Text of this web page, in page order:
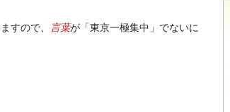
すので、 言葉が「東京一極集中」でないに